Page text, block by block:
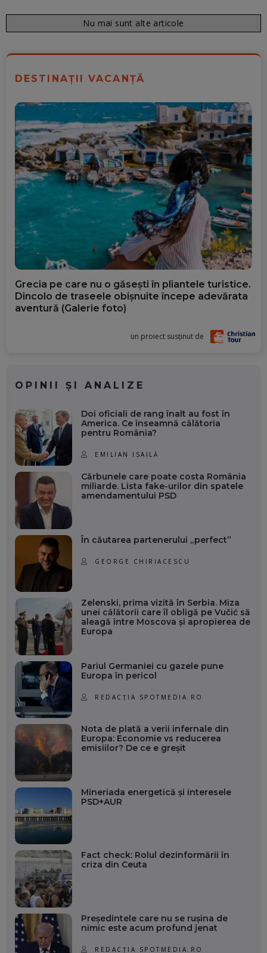
Nu mai sunt alte articole
DESTINAȚII VACANȚĂ
Grecia pe care nu o găsești în pliantele turistice.
Dincolo de traseele obișnuite începe adevărata
aventură (Galerie foto)
un proiect susținut de
OPINII ȘI ANALIZE
Doi oficiali de rang înalt au fost în
America. Ce înseamnă călătoria
pentru România?
EMILIAN ISAILĂ
Cărbunele care poate costa România
miliarde. Lista fake-urilor din spatele
amendamentului PSD
În căutarea partenerului „perfect”
GEORGE CHIRIACESCU
Zelenski, prima vizită în Serbia. Miza
unei călătorii care îl obligă pe Vučić să
aleagă între Moscova și apropierea de
Europa
Pariul Germaniei cu gazele pune
Europa în pericol
REDACȚIA SPOTMEDIA.RO
Nota de plată a verii infernale din
Europa: Economie vs reducerea
emisiilor? De ce e greșit
Mineriada energetică și interesele
PSD+AUR
Fact check: Rolul dezinformării în
criza din Ceuta
Președintele care nu se rușina de
nimic este acum profund jenat
REDACȚIA SPOTMEDIA.RO